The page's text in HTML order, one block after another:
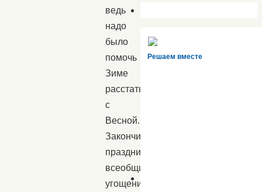
ведь
надо
было
помочь
Зиме
расстаться
с
Весной.
Закончился
праздник
всеобщим
угощением
Решаем вместе